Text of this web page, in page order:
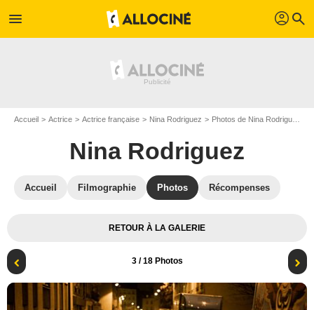
menu profil search
Accueil Actrice Actrice française Nina Rodriguez Photos de Nina Rodriguez
Nina Rodriguez
Accueil Filmographie Photos Récompenses
RETOUR À LA GALERIE
3/ 18 Photos